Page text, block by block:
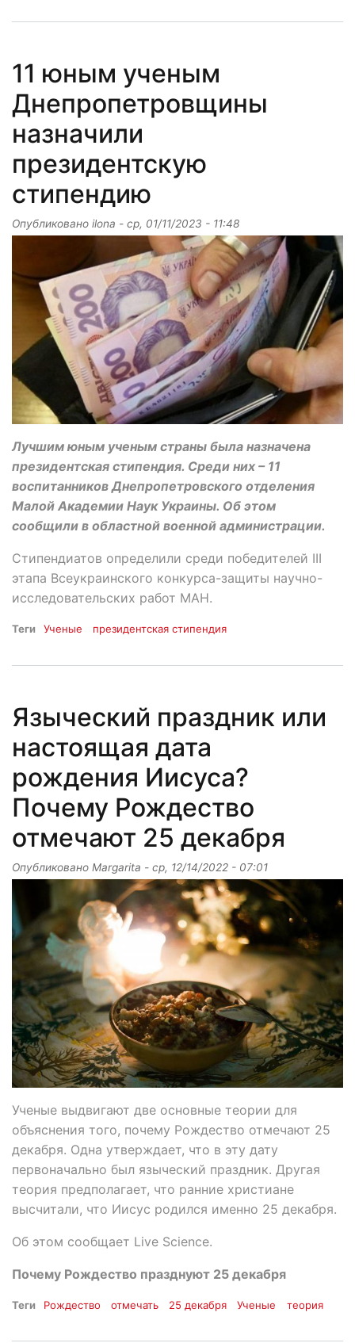
11 юным ученым
Днепропетровщины
назначили
президентскую
стипендию
Опубликовано ilona - ср, 01/11/2023 - 11:48
Лучшим юным ученым страны была назначена
президентская стипендия. Среди них – 11
воспитанников Днепропетровского отделения
Малой Академии Наук Украины. Об этом
сообщили в областной военной администрации.
Стипендиатов определили среди победителей ІІІ
этапа Всеукраинского конкурса-защиты научно-
исследовательских работ МАН.
Теги Ученые президентская стипендия
Языческий праздник или
настоящая дата
рождения Иисуса?
Почему Рождество
отмечают 25 декабря
Опубликовано Margarita - ср, 12/14/2022 - 07:01
Ученые выдвигают две основные теории для
объяснения того, почему Рождество отмечают 25
декабря. Одна утверждает, что в эту дату
первоначально был языческий праздник. Другая
теория предполагает, что ранние христиане
высчитали, что Иисус родился именно 25 декабря.
Об этом сообщает Live Science.
Почему Рождество празднуют 25 декабря
Теги Рождество отмечать 25 декабря Ученые теория